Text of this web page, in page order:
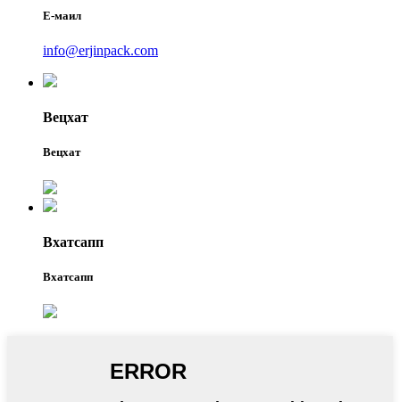
Е-маил
info@erjinpack.com
Вецхат
Вецхат
Вхатсапп
Вхатсапп